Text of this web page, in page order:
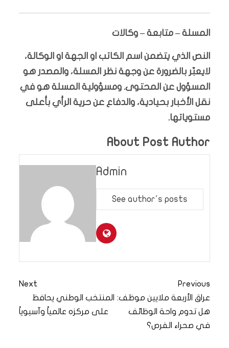
المسلة – متابعة – وكالات
النص الذي يتضمن اسم الكاتب او الجهة او الوكالة،
لايعبّر بالضرورة عن وجهة نظر المسلة، والمصدر هو
المسؤول عن المحتوى. ومسؤولية المسلة هو في
نقل الأخبار بحيادية، والدفاع عن حرية الرأي بأعلى
مستوياتها.
About Post Author
Admin
See author's posts
Previous
عراق الأربعة ملايين موظف:
هل تدوم واحة الوظائف
في صحراء الفرص؟
Next
المنتخب الوطني يحافظ
على مركزه عالمياً وآسيوياً